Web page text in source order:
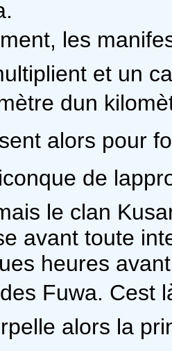
les
et un
dun
alors pour
de
le clan
avant toute
heures
Fuwa.
alors la